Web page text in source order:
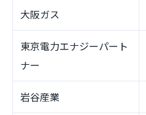
大阪ガス
東京電力エナジーパート
ナー
岩谷産業